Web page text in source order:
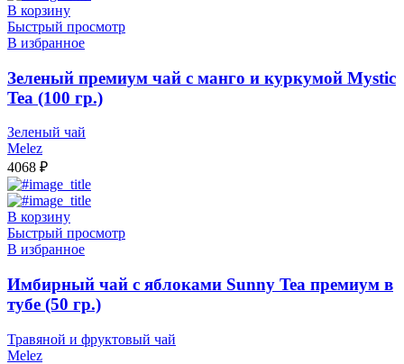
В корзину
Быстрый просмотр
В избранное
Зеленый премиум чай с манго и куркумой Mystic
Tea (100 гр.)
Зеленый чай
Melez
4068 ₽
В корзину
Быстрый просмотр
В избранное
Имбирный чай с яблоками Sunny Tea премиум в
тубе (50 гр.)
Травяной и фруктовый чай
Melez